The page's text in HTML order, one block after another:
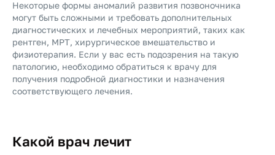
Некоторые формы аномалий развития позвоночника
могут быть сложными и требовать дополнительных
диагностических и лечебных мероприятий, таких как
рентген, МРТ, хирургическое вмешательство и
физиотерапия. Если у вас есть подозрения на такую
патологию, необходимо обратиться к врачу для
получения подробной диагностики и назначения
соответствующего лечения.
Какой врач лечит